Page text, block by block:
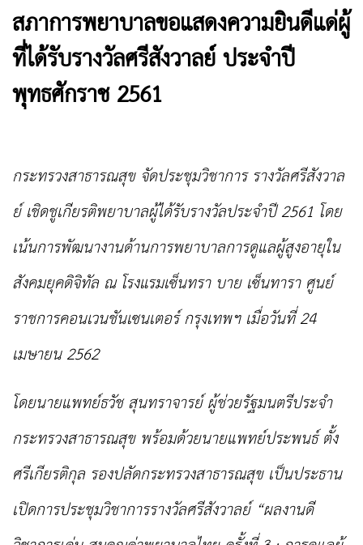
สภาการพยาบาลขอแสดงความยินดีแด่ผู้
ที่ได้รับรางวัลศรีสังวาลย์ ประจำปี
พุทธศักราช 2561
กระทรวงสาธารณสุข จัดประชุมวิชาการ รางวัลศรีสังวาล
ย์ เชิดชูเกียรติพยาบาลผู้ได้รับรางวัลประจำปี2561 โดย
เน้นการพัฒนางานด้านการพยาบาลการดูแลผู้สูงอายุใน
สังคมยุคดิจิทัล ณ โรงแรมเซ็นทรา บาย เซ็นทารา ศูนย์
ราชการคอนเวนชันเซนเตอร์ กรุงเทพฯ เมื่อวันที่ 24
เมษายน 2562
โดยนายแพทย์ธวัช สุนทราจารย์ ผู้ช่วยรัฐมนตรีประจำ
กระทรวงสาธารณสุข พร้อมด้วยนายแพทย์ประพนธ์ ตั้ง
ศรีเกียรติกุลรองปลัดกระทรวงสาธารณสุข เป็นประธาน
เปิดการประชุมวิชาการรางวัลศรีสังวาลย์ “ผลงานดี